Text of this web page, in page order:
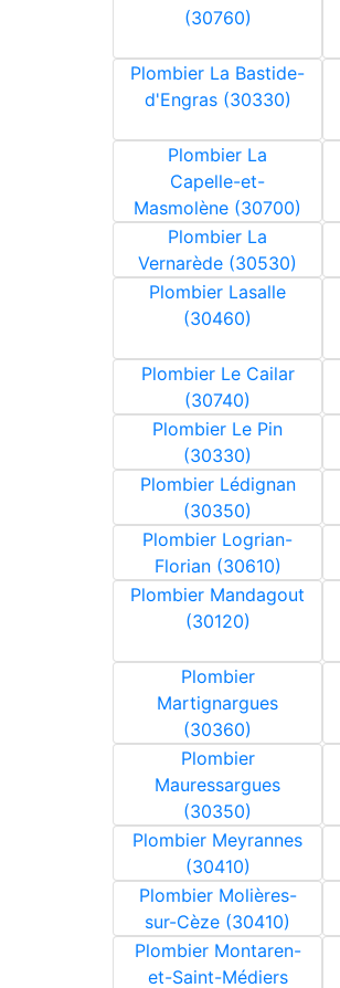
(30760)
Plombier La Bastide-
d'Engras (30330)
Plombier La
Capelle-et-
Masmolène (30700)
Plombier La
Vernarède (30530)
Plombier Lasalle
(30460)
Plombier Le Cailar
(30740)
Plombier Le Pin
(30330)
Plombier Lédignan
(30350)
Plombier Logrian-
Florian (30610)
Plombier Mandagout
(30120)
Plombier
Martignargues
(30360)
Plombier
Mauressargues
(30350)
Plombier Meyrannes
(30410)
Plombier Molières-
sur-Cèze (30410)
Plombier Montaren-
et-Saint-Médiers